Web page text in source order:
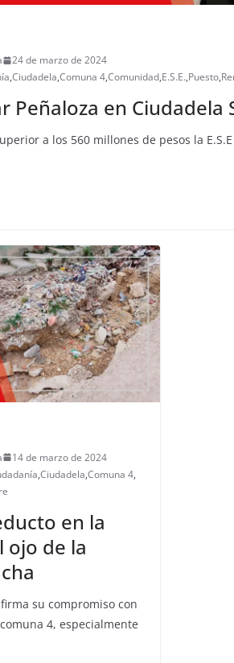
24 de marzo de 2024
,Ciudadela,Comuna 4,Comunidad,E.S.E.,Puesto,
Peñaloza en
a los 560 millones de pesos la
14 de marzo de 2024
,Ciudadela,Comuna 4,
en la
ojo de la
su compromiso con
4, especialmente